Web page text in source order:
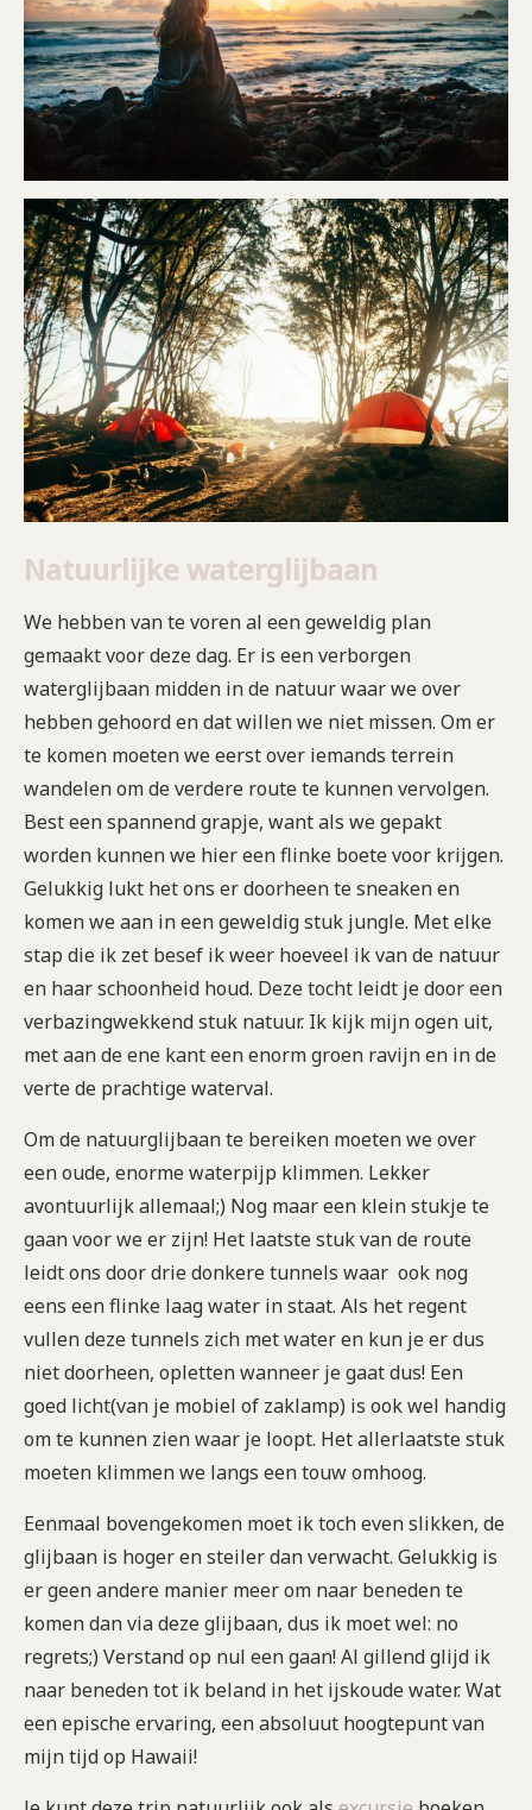
Natuurlijke waterglijbaan
We hebben van te voren al een geweldig plan
gemaakt voor deze dag. Er is een verborgen
waterglijbaan midden in de natuur waar we over
hebben gehoord en dat willen we niet missen. Om er
te komen moeten we eerst over iemands terrein
wandelen om de verdere route te kunnen vervolgen.
Best een spannend grapje, want als we gepakt
worden kunnen we hier een flinke boete voor krijgen.
Gelukkig lukt het ons er doorheen te sneaken en
komen we aan in een geweldig stuk jungle. Met elke
stap die ik zet besef ik weer hoeveel ik van de natuur
en haar schoonheid houd. Deze tocht leidt je door een
verbazingwekkend stuk natuur. Ik kijk mijn ogen uit,
met aan de ene kant een enorm groen ravijn en in de
verte de prachtige waterval.
Om de natuurglijbaan te bereiken moeten we over
een oude, enorme waterpijp klimmen. Lekker
avontuurlijk allemaal;) Nog maar een klein stukje te
gaan voor we er zijn! Het laatste stuk van de route
leidt ons door drie donkere tunnels waar ook nog
eens een flinke laag water in staat. Als het regent
vullen deze tunnels zich met water en kun je er dus
niet doorheen, opletten wanneer je gaat dus! Een
goed licht(van je mobiel of zaklamp) is ook wel handig
om te kunnen zien waar je loopt. Het allerlaatste stuk
moeten klimmen we langs een touw omhoog.
Eenmaal bovengekomen moet ik toch even slikken, de
glijbaan is hoger en steiler dan verwacht. Gelukkig is
er geen andere manier meer om naar beneden te
komen dan via deze glijbaan, dus ik moet wel: no
regrets;) Verstand op nul een gaan! Al gillend glijd ik
naar beneden tot ik beland in het ijskoude water. Wat
een epische ervaring, een absoluut hoogtepunt van
mijn tijd op Hawaii!